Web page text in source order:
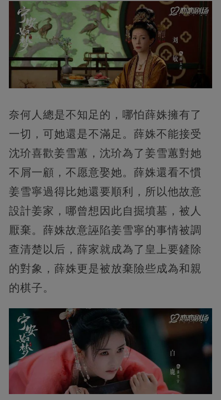
奈何人總是不知足的，哪怕薛姝擁有了
一切，可她還是不滿足。薛姝不能接受
沈玠喜歡姜雪蕙，沈玠為了姜雪蕙對她
不屑一顧，不愿意娶她。薛姝還看不慣
姜雪寧過得比她還要順利，所以他故意
設計姜家，哪曾想因此自掘墳墓，被人
厭棄。薛姝故意誣陷姜雪寧的事情被調
查清楚以后，薛家就成為了皇上要鏟除
的對象，薛姝更是被放棄險些成為和親
的棋子。